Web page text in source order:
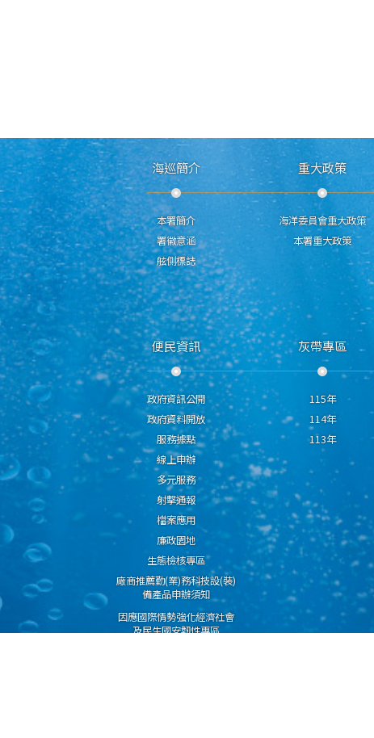
海巡簡介
本署簡介
署徽意涵
舷側標誌
重大政策
海洋委員會重大政策
本署重大政策
便民資訊
政府資訊公開
政府資料開放
服務據點
線上申辦
多元服務
射擊通報
檔案應用
廉政園地
生態檢核專區
廠商推薦勤(業)務科技設(裝)
備產品申辦須知
因應國際情勢強化經濟社會
及民生國安韌性專區
灰帶專區
115年
114年
113年